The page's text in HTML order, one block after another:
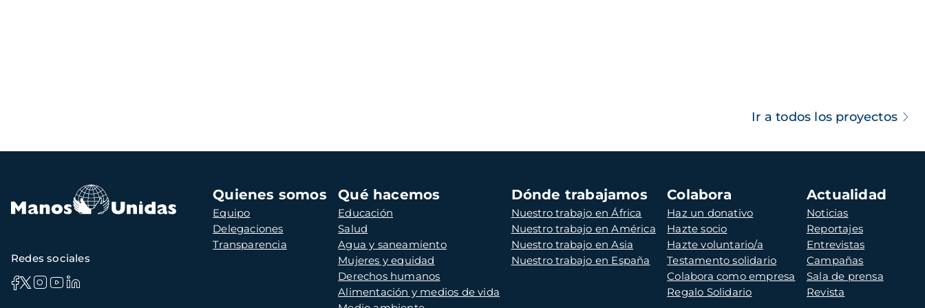
Ir a todos los proyectos
Navegación
principal
Quienes somos
Equipo
Delegaciones
Transparencia
Qué hacemos
Educación
Salud
Agua y saneamiento
Mujeres y equidad
Derechos humanos
Alimentación y medios de vida
Dónde trabajamos
Nuestro trabajo en África
Nuestro trabajo en América
Nuestro trabajo en Asia
Nuestro trabajo en España
Colabora
Haz un donativo
Hazte socio
Hazte voluntario/a
Testamento solidario
Colabora como empresa
Regalo Solidario
Actualidad
Noticias
Reportajes
Entrevistas
Campañas
Sala de prensa
Revista
Redes sociales